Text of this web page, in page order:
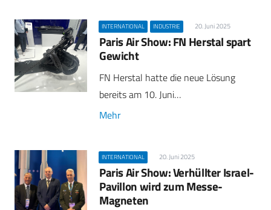
INTERNATIONAL INDUSTRIE 20. Juni 2025
Paris Air Show: FN Herstal spart
Gewicht
FN Herstal hatte die neue Lösung
bereits am 10. Juni…
Mehr
INTERNATIONAL 20. Juni 2025
Paris Air Show: Verhüllter Israel-
Pavillon wird zum Messe-
Magneten